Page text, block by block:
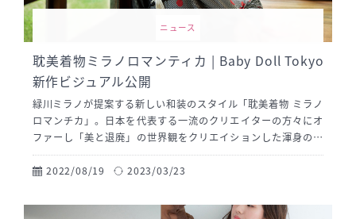
ニュース
耽美着物ミラノロマンティカ | Baby Doll Tokyo
新作ビジュアル公開
緑川ミラノが提案する新しい和装のスタイル「耽美着物 ミラノ
ロマンチカ」。日本を代表する一流のクリエイターの方々にオ
ファーし「美と退廃」の世界観をクリエイションした渾身のビ
ジュアルが完成！
2022/08/19
2023/03/23